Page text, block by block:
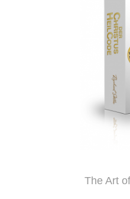
The Art